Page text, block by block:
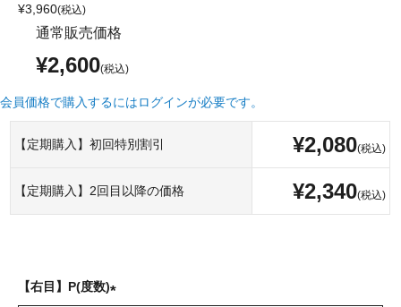
¥3,960
通常販売価格
¥2,600
会員価格で購入するにはログインが必要です。
【定期購入】初回特別割引 ¥2,080
【定期購入】2回目以降の価格 ¥2,340
【右目】P(度数)